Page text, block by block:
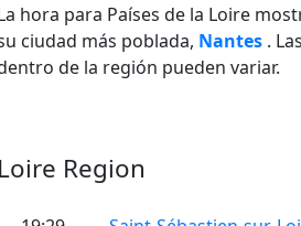
hora para Países de la Loire
ciudad más poblada, Nantes .
de la región pueden variar.
Region